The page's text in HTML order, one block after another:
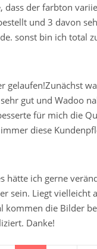
dass der farbton
und 3 davon
sonst bin ich total
gelaufen!Zunächst
gut und Wadoo
für mich die
diese
hätte ich gerne
sein. Liegt vielleicht
kommen die Bilder
Danke!